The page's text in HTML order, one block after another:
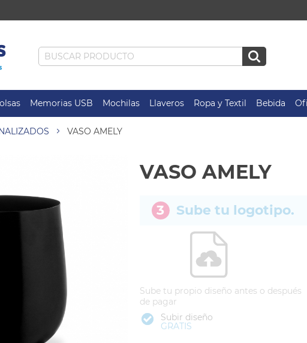
Memorias USB Mochilas Llaveros Ropa y Textil Bebida
VASO AMELY
VASO AMELY
3 Sube tu logotipo.
Sube tu propio diseño antes o después
de pagar
Subir diseño
GRATIS